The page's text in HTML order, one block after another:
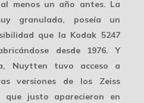
menos un año antes. La
granulada, poseía un
que la Kodak 5247
desde 1976. Y
Nuytten tuvo acceso a
versiones de los Zeiss
que justo aparecieron en